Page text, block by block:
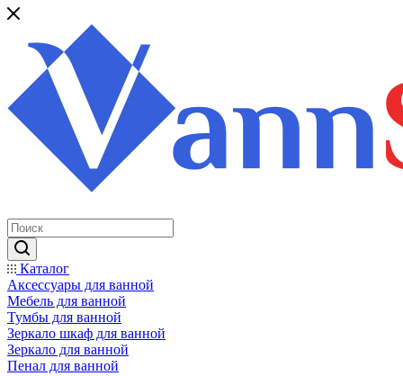
Каталог
Аксессуары для ванной
Мебель для ванной
Тумбы для ванной
Зеркало шкаф для ванной
Зеркало для ванной
Пенал для ванной